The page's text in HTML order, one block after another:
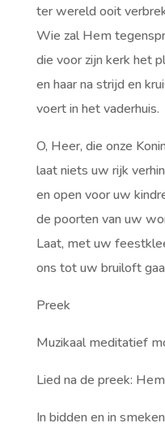
ter wereld ooit
Wie zal Hem
die voor zijn kerk het
en haar na strijd en
voert in het vaderhuis.
O, Heer, die onze
laat niets uw rijk
en open voor uw
de poorten van uw
Laat, met uw
ons tot uw bruiloft
Preek
Muzikaal meditatief
Lied na de preek:
In bidden en in